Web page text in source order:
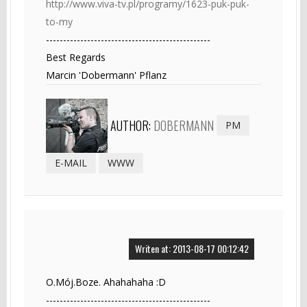
http://www.viva-tv.pl/programy/1623-puk-puk-
to-my
------------------------------------------------
Best Regards
Marcin 'Dobermann' Pflanz
AUTHOR: DOBERMANN PM
E-MAIL WWW
Writen at: 2013-08-17 00:12:42
O.Mój.Boze. Ahahahaha :D
------------------------------------------------